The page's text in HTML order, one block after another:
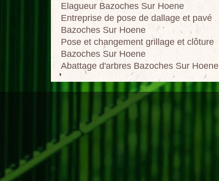
Elagueur Bazoches Sur Hoene
Entreprise de pose de dallage et pavé
Bazoches Sur Hoene
Pose et changement grillage et clôture
Bazoches Sur Hoene
Abattage d'arbres Bazoches Sur Hoene